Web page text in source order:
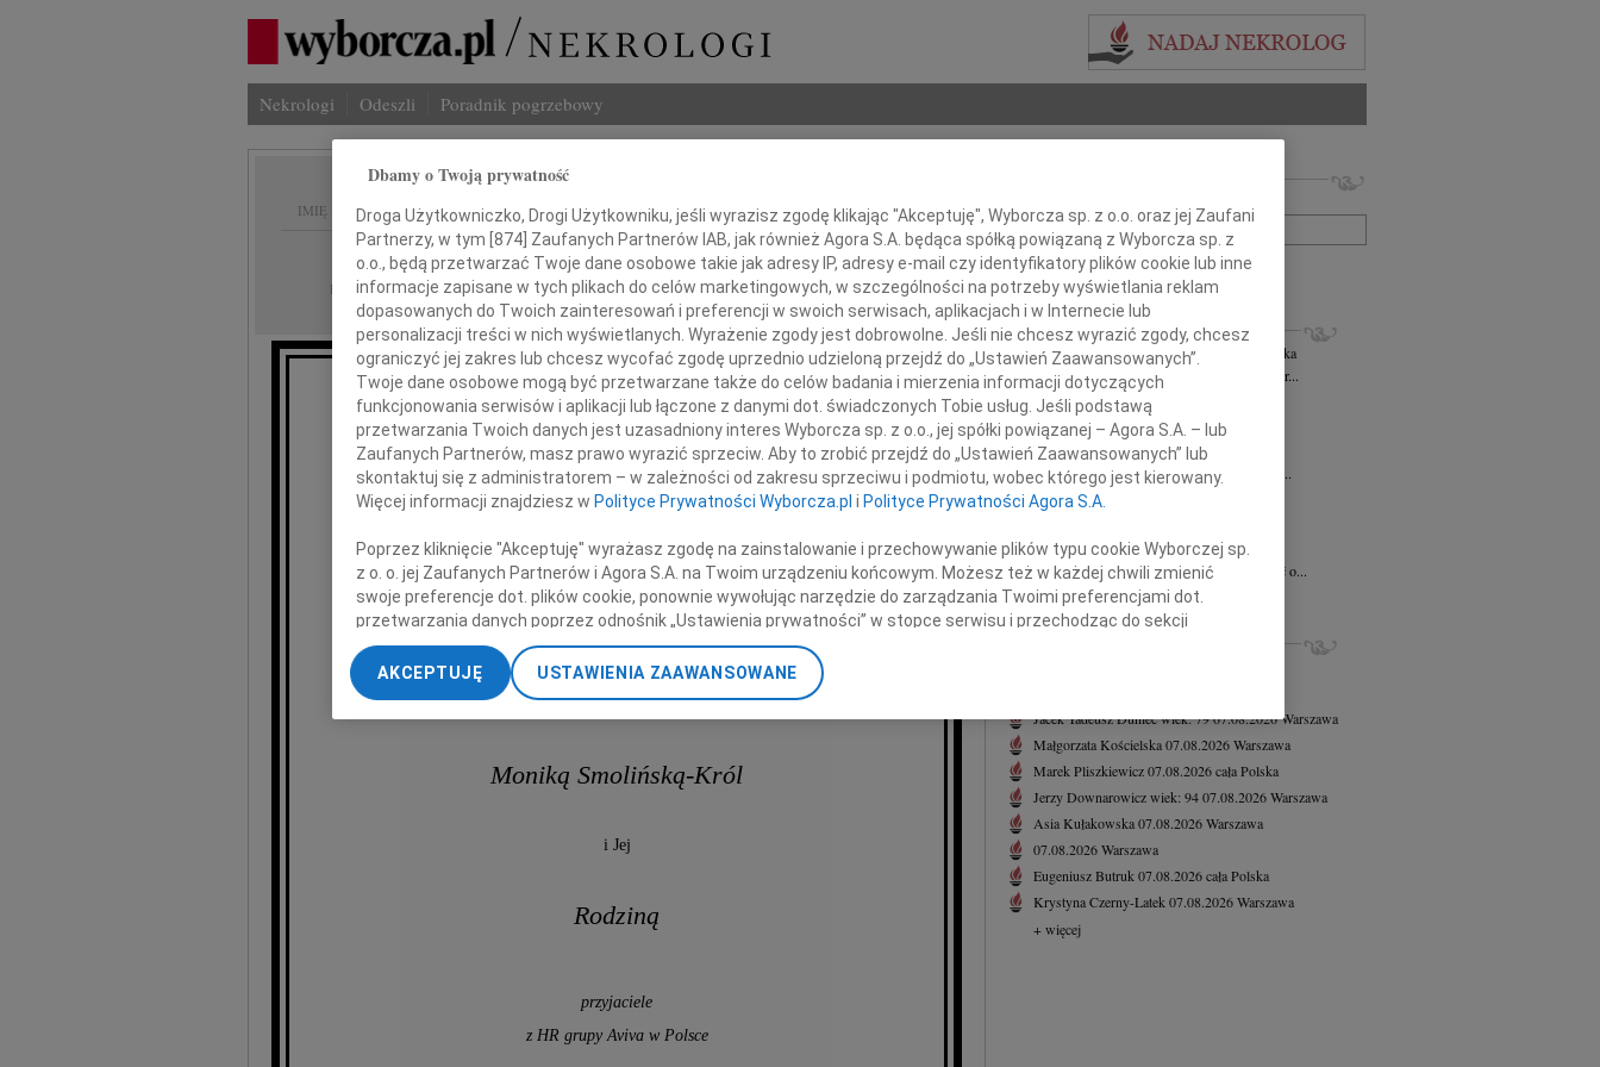
Nekrologi Odeszli Poradnik pogrzebowy
IMIĘ I NAZWISKO:
REGION: cała Polska
DATA EMISJI: 05.09.2009
Głęboko poruszeni wiadomością
o tragicznej śmierci
Oleńki Król
z
Moniką Smolińską-Król
i Jej
Rodziną
przyjaciele
z HR grupy Aviva w Polsce
+ szukanie zaawansowane
INNE NEKROLOGI
Małgorzata Kościelska06.08.2026
cała Polska
Z głębokim smutkiem żegnam Panią Profesor...
Marta Rytel 31.07.2026
Z głębokim żalem w sercu żegnamy naszą...
Stanisław Gomułka27.07.2026
Z głębokim żalem przyjęliśmy wiadomość o...
Adam Pilecki
Zdzisław Gajda12.06.2026cała Polska
Z wielkim smutkiem przyjęliśmy wiadomość o...
+ więcej
Jacek Tadeusz Duniecwiek: 7907.08.2026Warszawa
Małgorzata Kościelska07.08.2026Warszawa
Marek Pliszkiewicz07.08.2026cała Polska
Jerzy Downarowiczwiek: 9407.08.2026Warszawa
Asia Kułakowska07.08.2026Warszawa
07.08.2026Warszawa
Eugeniusz Butruk 07.08.2026cała Polska
Krystyna Czerny-Latek 07.08.2026Warszawa
+ więcej
Dbamy o Twoją prywatność
Droga Użytkowniczko, Drogi Użytkowniku, jeśli wyrazisz zgodę klikając "Akceptuję", Wyborcza sp. z o.o. oraz jej Zaufani
Partnerzy, w tym [ 874 ] Zaufanych Partnerów IAB, jak również Agora S.A. będąca spółką powiązaną z Wyborcza sp. z
o.o., będą przetwarzać Twoje dane osobowe takie jak adresy IP, adresy e-mail czy identyfikatory plików cookie lub inne
informacje zapisane w tych plikach do celów marketingowych, w szczególności na potrzeby wyświetlania reklam
dopasowanych do Twoich zainteresowań i preferencji w swoich serwisach, aplikacjach i w Internecie lub
personalizacji treści w nich wyświetlanych. Wyrażenie zgody jest dobrowolne. Jeśli nie chcesz wyrazić zgody, chcesz
ograniczyć jej zakres lub chcesz wycofać zgodę uprzednio udzieloną przejdź do „Ustawień Zaawansowanych”.
Twoje dane osobowe mogą być przetwarzane także do celów badania i mierzenia informacji dotyczących
funkcjonowania serwisów i aplikacji lub łączone z danymi dot. świadczonych Tobie usług. Jeśli podstawą
przetwarzania Twoich danych jest uzasadniony interes Wyborcza sp. z o.o., jej spółki powiązanej – Agora S.A. – lub
Zaufanych Partnerów, masz prawo wyrazić sprzeciw. Aby to zrobić przejdź do „Ustawień Zaawansowanych” lub
skontaktuj się z administratorem – w zależności od zakresu sprzeciwu i podmiotu, wobec którego jest kierowany.
Więcej informacji znajdziesz w Polityce Prywatności Wyborcza.pl i Polityce Prywatności Agora S.A.
Poprzez kliknięcie "Akceptuję" wyrażasz zgodę na zainstalowanie i przechowywanie plików typu cookie Wyborczej sp.
z o. o. jej Zaufanych Partnerów i Agora S.A. na Twoim urządzeniu końcowym. Możesz też w każdej chwili zmienić
swoje preferencje dot. plików cookie, ponownie wywołując narzędzie do zarządzania Twoimi preferencjami dot.
przetwarzania danych poprzez odnośnik „Ustawienia prywatności” w stopce serwisu i przechodząc do sekcji
„Ustawienia zaawansowane”. Zmiana ustawień plików cookie możliwa jest także za pomocą ustawień przeglądarki.
My, nasi Zaufani Partnerzy i Agora S.A. możemy przetwarzać dane osobowe w następujących celach:
dokładnych danych geolokalizacyjnych. Aktywne skanowanie charakterystyki urządzenia do celów identyfikacji.
Przechowywanie informacji na urządzeniu lub dostęp do nich. Spersonalizowane reklamy i treści, pomiar reklam i
treści, badnie odbiorców i ulepszanie usług.
Lista Zaufanych Partnerów
USTAWIENIA ZAAWANSOWANE
AKCEPTUJĘ